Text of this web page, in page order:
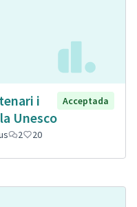
i
Unesco
Acceptada
2 20